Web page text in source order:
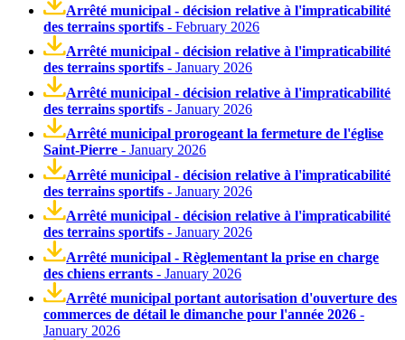
Arrêté municipal - décision relative à l'impraticabilité
des terrains sportifs - February 2026
Arrêté municipal - décision relative à l'impraticabilité
des terrains sportifs - January 2026
Arrêté municipal - décision relative à l'impraticabilité
des terrains sportifs - January 2026
Arrêté municipal prorogeant la fermeture de l'église
Saint-Pierre - January 2026
Arrêté municipal - décision relative à l'impraticabilité
des terrains sportifs - January 2026
Arrêté municipal - décision relative à l'impraticabilité
des terrains sportifs - January 2026
Arrêté municipal - Règlementant la prise en charge
des chiens errants - January 2026
Arrêté municipal portant autorisation d'ouverture des
commerces de détail le dimanche pour l'année 2026 -
January 2026